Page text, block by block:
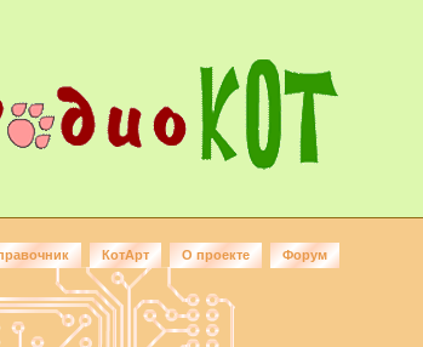
КотАрт О проекте Форум